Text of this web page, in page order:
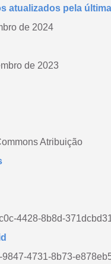
atualizados pela
de 2024
de 2023
Atribuição
4428-8b8d-
4731-8b73-